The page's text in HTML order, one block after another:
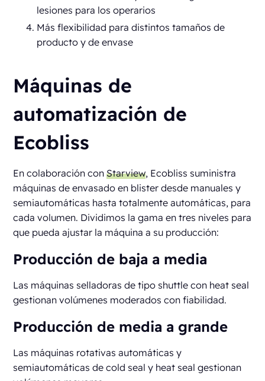
lesiones para los operarios
Más flexibilidad para distintos tamaños de
producto y de envase
Máquinas de
automatización de
Ecobliss
En colaboración conStarview, Ecobliss suministra
máquinas de envasado en blister desde manuales y
semiautomáticas hasta totalmente automáticas, para
cada volumen. Dividimos la gama en tres niveles para
que pueda ajustar la máquina a su producción:
Producción de baja a media
Las máquinas selladoras de tipo shuttle con heat seal
gestionan volúmenes moderados con fiabilidad.
Producción de media a grande
Las máquinas rotativas automáticas y
semiautomáticas de cold seal y heat seal gestionan